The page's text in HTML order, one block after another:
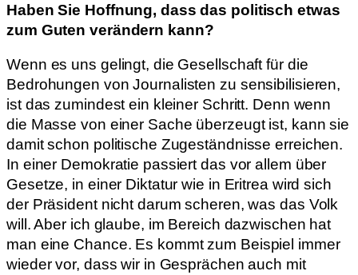
Haben Sie Hoffnung, dass das politisch etwas
zum Guten verändern kann?
Wenn es uns gelingt, die Gesellschaft für die
Bedrohungen von Journalisten zu sensibilisieren,
ist das zumindest ein kleiner Schritt. Denn wenn
die Masse von einer Sache überzeugt ist, kann sie
damit schon politische Zugeständnisse erreichen.
In einer Demokratie passiert das vor allem über
Gesetze, in einer Diktatur wie in Eritrea wird sich
der Präsident nicht darum scheren, was das Volk
will. Aber ich glaube, im Bereich dazwischen hat
man eine Chance. Es kommt zum Beispiel immer
wieder vor, dass wir in Gesprächen auch mit